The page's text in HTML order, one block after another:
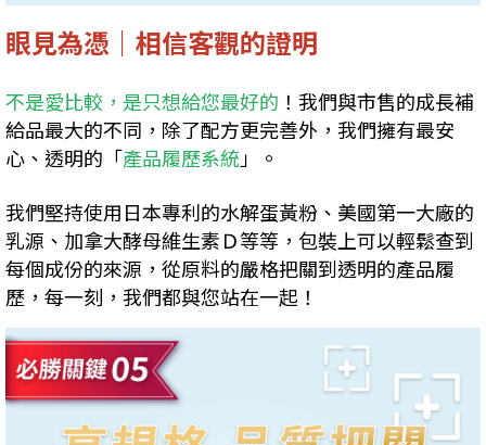
眼見為憑｜相信客觀的證明
不是愛比較，是只想給您最好的 ！我們與市售的成長補
給品最大的不同，除了配方更完善外，我們擁有最安
心、透明的「產品履歷系統」。
我們堅持使用日本專利的水解蛋黃粉、美國第一大廠的
乳源、加拿大酵母維生素Ｄ等等，包裝上可以輕鬆查到
每個成份的來源，從原料的嚴格把關到透明的產品履
歷，每一刻，我們都與您站在一起！